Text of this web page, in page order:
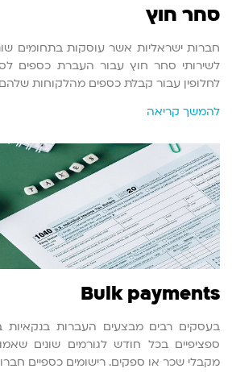
סחר חוץ
חברות ישראליות אשר עוסקות בתחומים
לשירותי סחר חוץ עבור העברת כספים
לחלופין עבור קבלת כספים מהלקוחות
להמשך קריאה
Bulk payments
בעסקים רבים מבצעים העברות בנקאיות
ספציפיים בכל חודש לגורמים שונים
מקבלי שכר או ספקים. רישומים כספיים